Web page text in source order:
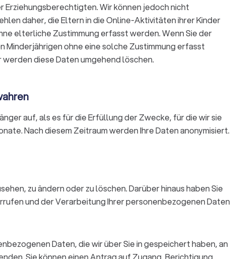
Erziehungsberechtigten. Wir können jedoch nicht
daher, die Eltern in die Online-Aktivitäten ihrer Kinder
elterliche Zustimmung erfasst werden. Wenn Sie der
Minderjährigen ohne eine solche Zustimmung erfasst
werden diese Daten umgehend löschen.
auf, als es für die Erfüllung der Zwecke, für die wir sie
Nach diesem Zeitraum werden Ihre Daten anonymisiert.
zu ändern oder zu löschen. Darüber hinaus haben Sie
und der Verarbeitung Ihrer personenbezogenen Daten
Daten, die wir über Sie in gespeichert haben, an